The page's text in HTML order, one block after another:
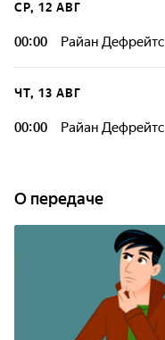
СР, 12 АВГ
00:00 Райан Дефрейтс
ЧТ, 13 АВГ
00:00 Райан Дефрейтс
О передаче